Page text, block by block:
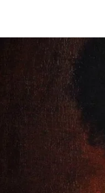
CONCORSI
EVENTI
VIDEO